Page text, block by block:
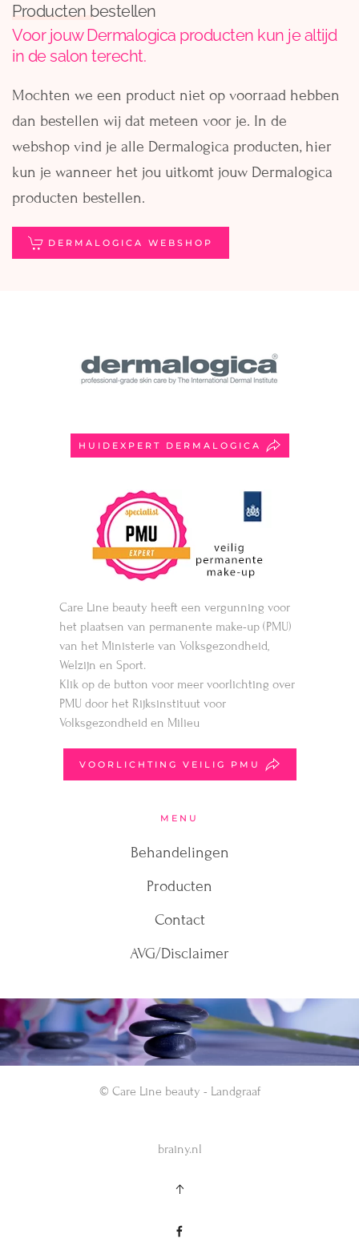
Producten bestellen
Voor jouw Dermalogica producten kun je altijd
in de salon terecht.
Mochten we een product niet op voorraad hebben
dan bestellen wij dat meteen voor je. In de
webshop vind je alle Dermalogica producten, hier
kun je wanneer het jou uitkomt jouw Dermalogica
producten bestellen.
DERMALOGICA WEBSHOP
HUIDEXPERT DERMALOGICA
Care Line beauty heeft een vergunning voor
het plaatsen van permanente make-up (PMU)
van het Ministerie van Volksgezondheid,
Welzijn en Sport.
Klik op de button voor meer voorlichting over
PMU door het Rijksinstituut voor
Volksgezondheid en Milieu
VOORLICHTING VEILIG PMU
MENU
Behandelingen
Producten
Contact
AVG/Disclaimer
© Care Line beauty - Landgraaf
brainy.nl